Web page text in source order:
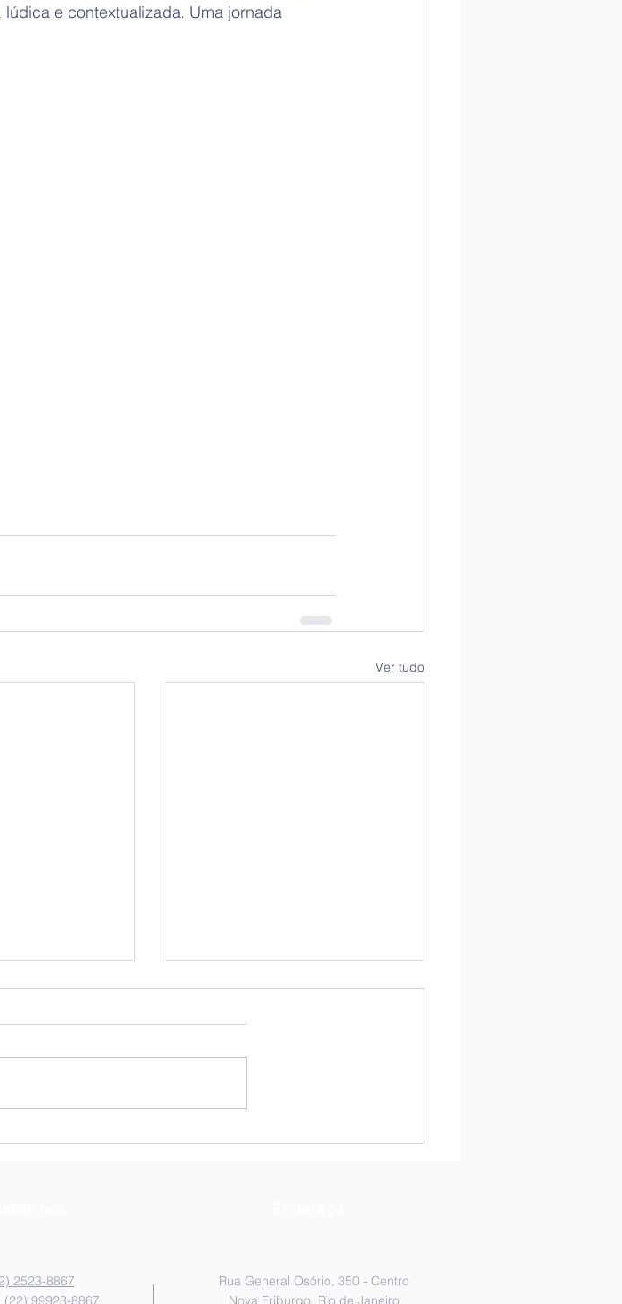
e contextualizada. Uma jornada
Ver tudo
2523-8867
Rua General Osório, 350 - Centro